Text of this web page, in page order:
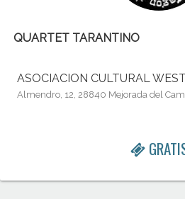
QUARTET TARANTINO
ASOCIACION CULTURAL
Almendro, 12, 28840 Mejorada del